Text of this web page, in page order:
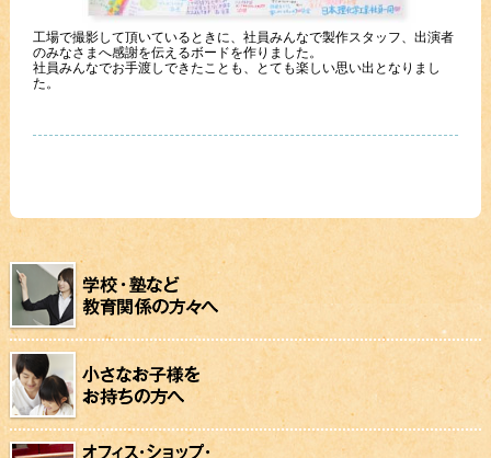
工場で撮影して頂いているときに、社員みんなで製作スタッフ、出演者
のみなさまへ感謝を伝えるボードを作りました。
社員みんなでお手渡しできたことも、とても楽しい思い出となりまし
た。